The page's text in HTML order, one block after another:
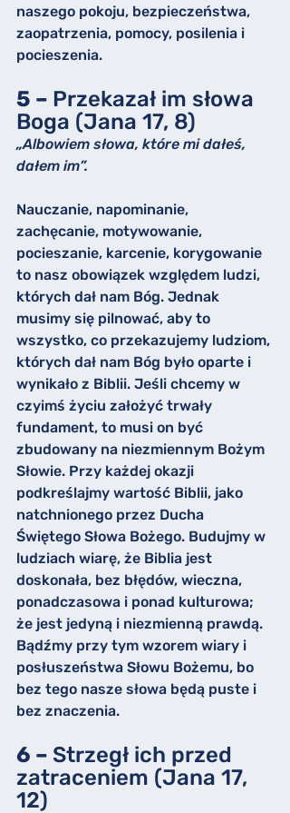
naszego pokoju, bezpieczeństwa,
zaopatrzenia, pomocy, posilenia i
pocieszenia.
5 – Przekazał im słowa
Boga (Jana 17, 8)
„Albowiem słowa, które mi dałeś,
dałem im”.
Nauczanie, napominanie,
zachęcanie, motywowanie,
pocieszanie, karcenie, korygowanie
to nasz obowiązek względem ludzi,
których dał nam Bóg. Jednak
musimy się pilnować, aby to
wszystko, co przekazujemy ludziom,
których dał nam Bóg było oparte i
wynikało z Biblii. Jeśli chcemy w
czyimś życiu założyć trwały
fundament, to musi on być
zbudowany na niezmiennym Bożym
Słowie. Przy każdej okazji
podkreślajmy wartość Biblii, jako
natchnionego przez Ducha
Świętego Słowa Bożego. Budujmy w
ludziach wiarę, że Biblia jest
doskonała, bez błędów, wieczna,
ponadczasowa i ponad kulturowa;
że jest jedyną i niezmienną prawdą.
Bądźmy przy tym wzorem wiary i
posłuszeństwa Słowu Bożemu, bo
bez tego nasze słowa będą puste i
bez znaczenia.
6 – Strzegł ich przed
zatraceniem (Jana 17,
12)